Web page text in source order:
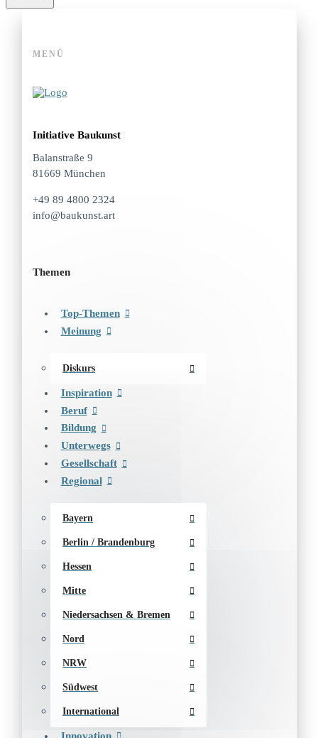
MENÜ
Initiative Baukunst
Balanstraße 9
81669 München
+49 89 4800 2324
info@baukunst.art
Themen
Top-Themen
Meinung
Diskurs
Inspiration
Beruf
Bildung
Unterwegs
Gesellschaft
Regional
Bayern
Berlin / Brandenburg
Hessen
Mitte
Niedersachsen & Bremen
Nord
NRW
Südwest
International
Innovation